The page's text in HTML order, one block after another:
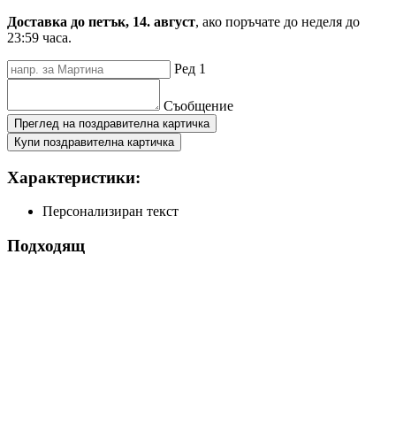
Доставка до петък, 14. август, ако поръчате до неделя до
23:59 часа.
Ред 1
Съобщение
Преглед на поздравителна картичка
Купи поздравителна картичка
Характеристики:
Персонализиран текст
Подходящ